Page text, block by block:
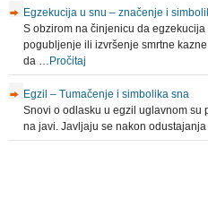
Egzekucija u snu – značenje i
S obzirom na činjenicu da egzekucija
pogubljenje ili izvršenje smrtne
da … Pročitaj
Egzil – Tumačenje i simbolika sna
Snovi o odlasku u egzil uglavnom su
na javi. Javljaju se nakon